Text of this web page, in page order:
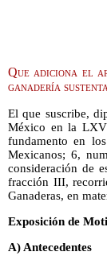
Que adiciona el
ganadería
El que suscribe,
México en la
fundamento en
Mexicanos; 6,
consideración de
fracción III,
Ganaderas, en
Exposición de
A) Antecedentes